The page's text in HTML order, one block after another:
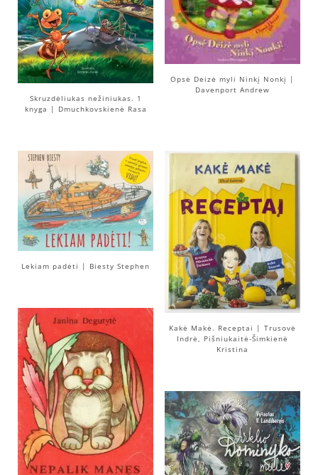
Skruzdėliukas nežiniukas. 1
knyga | Dmuchkovskienė Rasa
Opsė Deizė myli Ninkį Nonkį |
Davenport Andrew
Lekiam padėti | Biesty Stephen
Kakė Makė. Receptai | Trusovė
Indrė, Pišniukaitė-Šimkienė
Kristina